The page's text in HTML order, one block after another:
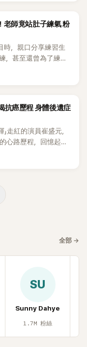
老師竟站肚子練氣 粉
時，親口分享練習生
，甚至還曾為了練習
上，驚人經歷曝光
抗癌歷程 身體後遺症
走紅的演員崔盛元，
心路歷程，回憶起抗
連回想都不願意。」
全部 →
SU
Sunny Dahye
1.7M 粉絲